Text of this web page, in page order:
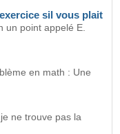
sil vous plait
un point appelé E.
en math : Une
ne trouve pas la